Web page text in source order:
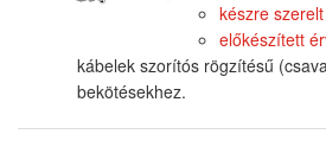
készre
előkészített
kábelek szorítós rögzítésű
bekötésekhez.